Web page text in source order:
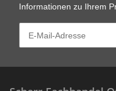
Informationen zu Ihrem